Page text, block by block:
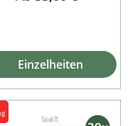
Einzelheiten